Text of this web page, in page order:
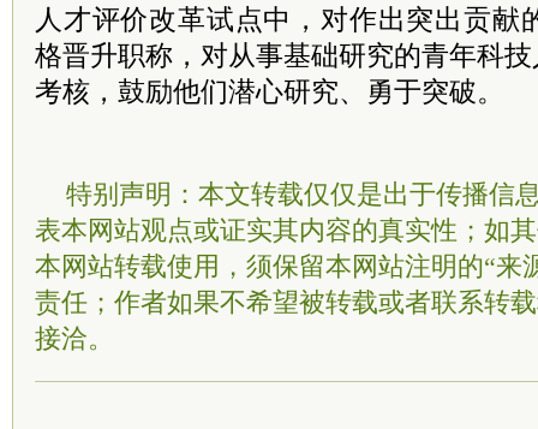
人才评价改革试点中，对作出突出贡献
格晋升职称，对从事基础研究的青年科
考核，鼓励他们潜心研究、勇于突破。
特别声明：本文转载仅仅是出于传播信
表本网站观点或证实其内容的真实性；如
本网站转载使用，须保留本网站注明的“来
责任；作者如果不希望被转载或者联系转
接洽。